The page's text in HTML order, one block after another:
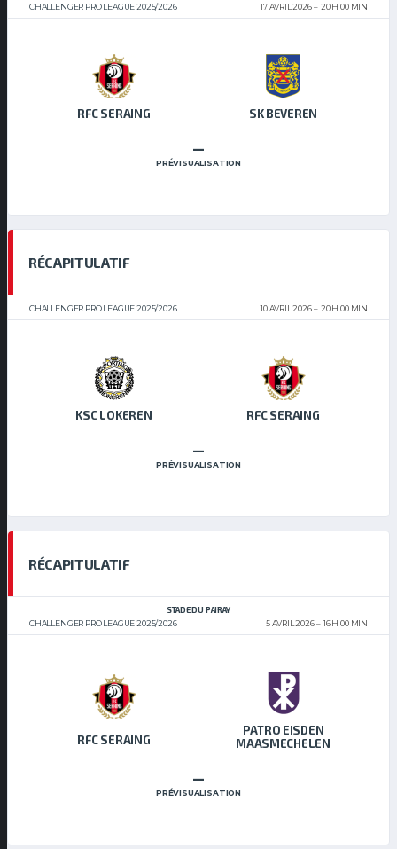
CHALLENGER PRO LEAGUE 2025/2026
17 AVRIL 2026
20 H 00 MIN
RFC SERAING SK BEVEREN
–
PRÉVISUALISATION
RÉCAPITULATIF
CHALLENGER PRO LEAGUE 2025/2026 10 AVRIL 2026 20 H 00 MIN
KSC LOKEREN RFC SERAING
–
PRÉVISUALISATION
RÉCAPITULATIF
CHALLENGER PRO LEAGUE 2025/2026
STADE DU PAIRAY
5 AVRIL 2026
16 H 00 MIN
RFC SERAING
PATRO EISDEN
MAASMECHELEN
–
PRÉVISUALISATION